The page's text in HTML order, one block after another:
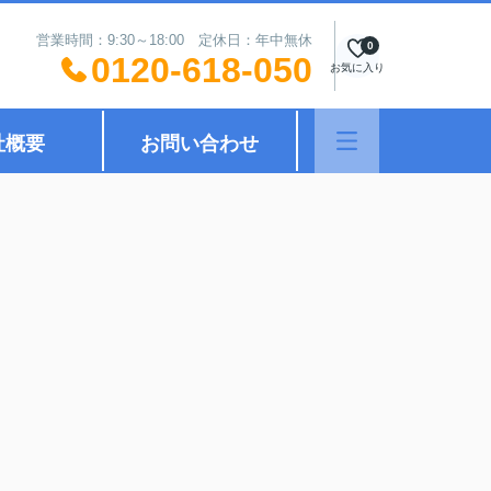
営業時間：9:30～18:00 定休日：年中無休
0120-618-050 お気に入り
0
概要 お問い合わせ